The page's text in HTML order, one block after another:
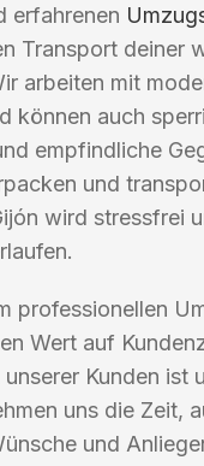
erfahrenen
Transport deiner
arbeiten mit
können auch
empfindliche
und
wird stressfrei
professionellen
Wert auf
Kunden ist
uns die Zeit,
und